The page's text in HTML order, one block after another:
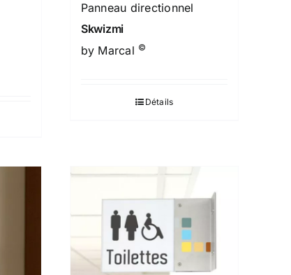
Panneau directionnel
Skwizmi
by Marcal ©
Détails